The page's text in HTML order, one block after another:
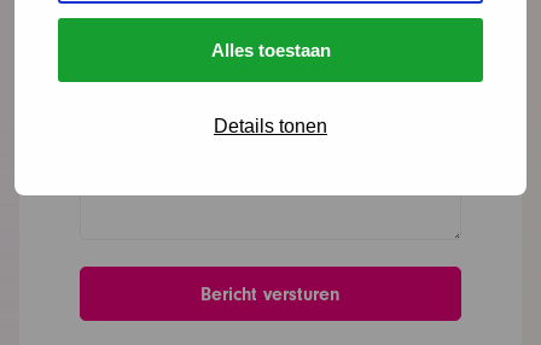
Alles toestaan
Details tonen